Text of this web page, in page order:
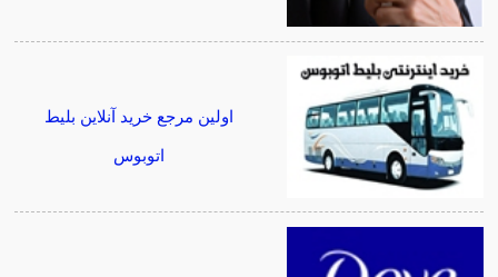
اولین مرجع خرید آنلاین بلیط
اتوبوس